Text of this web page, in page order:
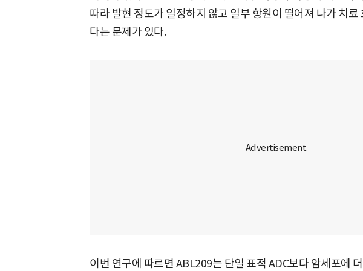
따라 발현 정도가 일정하지 않고 일부 항원이 떨어져 나가 치료
다는 문제가 있다.
이번 연구에 따르면 ABL209는 단일 표적 ADC보다 암세포에